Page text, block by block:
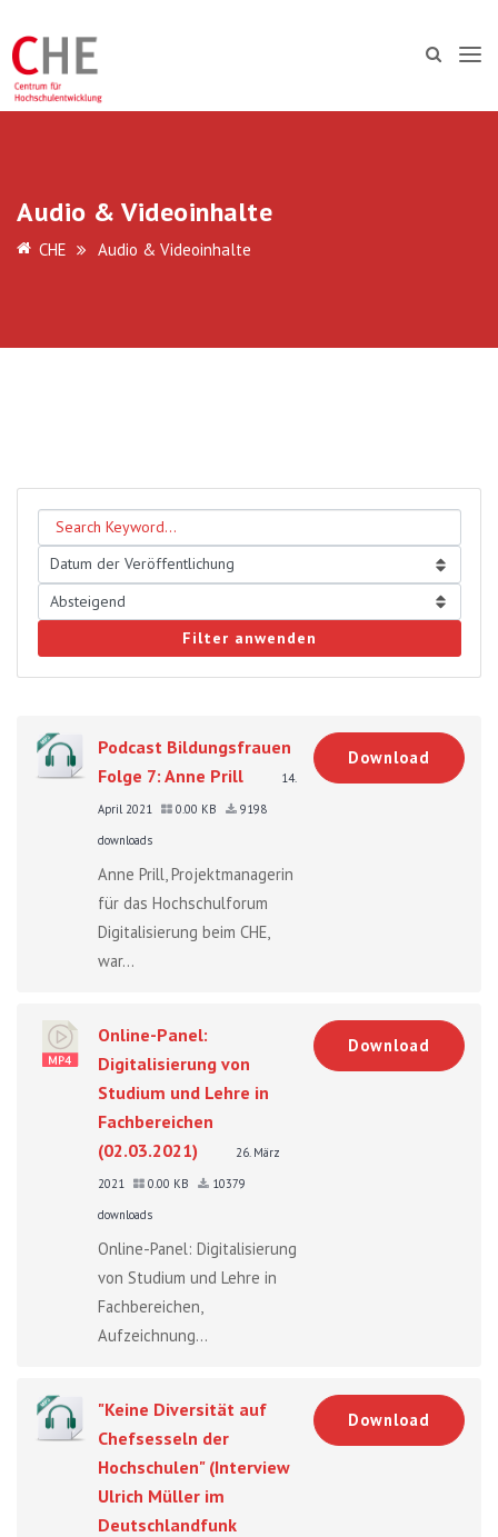
Audio & Videoinhalte
CHE Audio & Videoinhalte
Filter anwenden
Podcast Bildungsfrauen
Folge 7: Anne Prill
14.
April 2021
0.00 KB
9198
downloads
Anne Prill, Projektmanagerin
für das Hochschulforum
Digitalisierung beim CHE,
war...
Download
Online-Panel:
Digitalisierung von
Studium und Lehre in
Fachbereichen
(02.03.2021)
26. März
2021
0.00 KB
10379
downloads
Online-Panel: Digitalisierung
von Studium und Lehre in
Fachbereichen,
Aufzeichnung...
Download
"Keine Diversität auf
Chefsesseln der
Hochschulen" (Interview
Ulrich Müller im
Deutschlandfunk
Download